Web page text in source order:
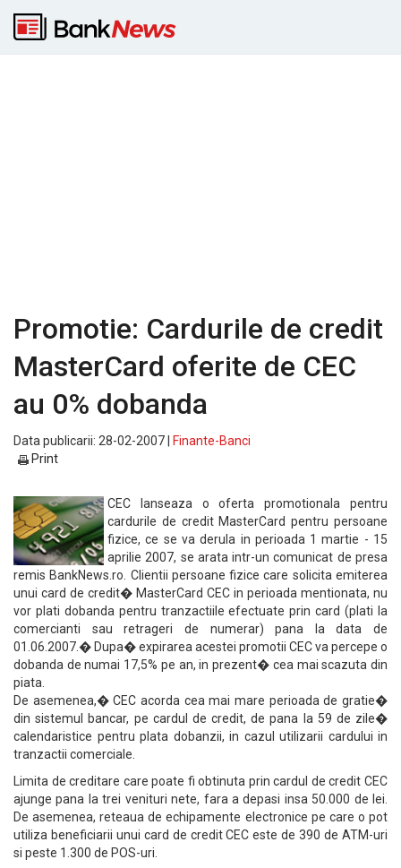
Promotie: Cardurile de credit
MasterCard oferite de CEC
au 0% dobanda
Data publicarii: 28-02-2007 |
Finante-Banci
Print
CEC lanseaza o oferta promotionala pentru
cardurile de credit MasterCard pentru persoane
fizice, ce se va derula in perioada 1 martie - 15
aprilie 2007, se arata intr-un comunicat de presa
remis BankNews.ro. Clientii persoane fizice care solicita emiterea
unui card de credit� MasterCard CEC in perioada mentionata, nu
vor plati dobanda pentru tranzactiile efectuate prin card (plati la
comercianti sau retrageri de numerar) pana la data de
01.06.2007.� Dupa� expirarea acestei promotii CEC va percepe o
dobanda de numai 17,5% pe an, in prezent� cea mai scazuta din
piata.
De asemenea,� CEC acorda cea mai mare perioada de gratie�
din sistemul bancar, pe cardul de credit, de pana la 59 de zile�
calendaristice pentru plata dobanzii, in cazul utilizarii cardului in
tranzactii comerciale.
Limita de creditare care poate fi obtinuta prin cardul de credit CEC
ajunge pana la trei venituri nete, fara a depasi insa 50.000 de lei.
De asemenea, reteaua de echipamente electronice pe care o pot
utiliza beneficiarii unui card de credit CEC este de 390 de ATM-uri
si peste 1.300 de POS-uri.